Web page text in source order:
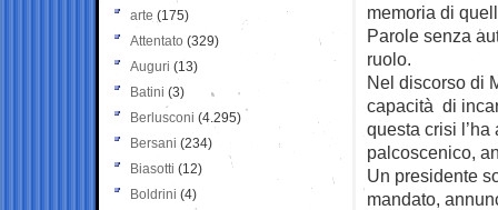
memoria di
Parole senza
ruolo.
Nel discorso di
capacità di
questa crisi
palcoscenico,
Un presidente
mandato,
arte (175)
Attentato (329)
Auguri (13)
Batini (3)
Berlusconi (4.295)
Bersani (234)
Biasotti (12)
Boldrini (4)